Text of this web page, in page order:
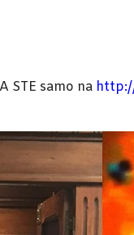
STE samo na